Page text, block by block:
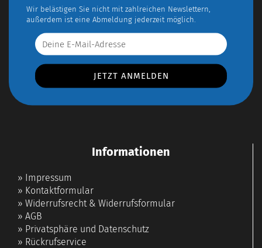
Wir belästigen Sie nicht mit zahlreichen Newslettern,
außerdem ist eine Abmeldung jederzeit möglich.
Informationen
» Impressum
» Kontaktformular
» Widerrufsrecht & Widerrufsformular
» AGB
» Privatsphäre und Datenschutz
» Rückrufservice